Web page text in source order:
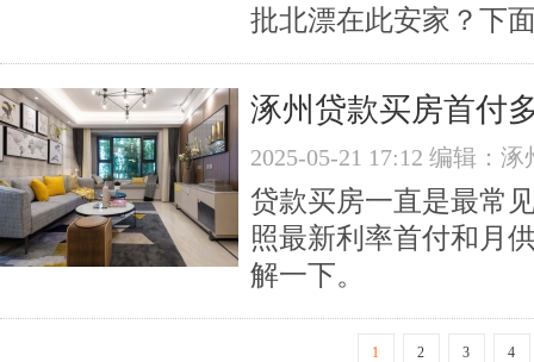
批北漂在此安家？下
涿州贷款买房首付
2025-05-21 17:12 编辑：
贷款买房一直是最常
照最新利率首付和月
解一下。
1 2 3 4